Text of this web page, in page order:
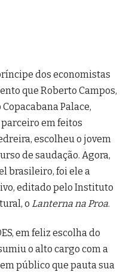
dos economistas
que Roberto Campos,
Palace,
em feitos
escolheu o jovem
de saudação. Agora,
brasileiro, foi ele a
editado pelo Instituto
o Lanterna na Proa.
em feliz escolha do
o alto cargo com a
público que pauta sua